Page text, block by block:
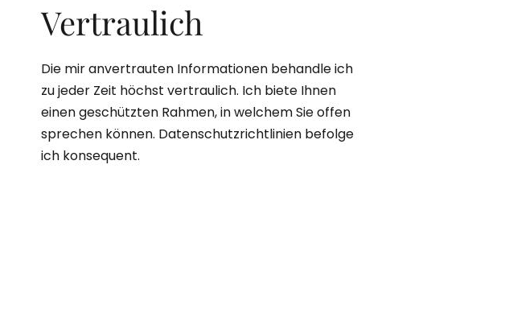
Vertraulich
Die mir anvertrauten Informationen behandle ich
zu jeder Zeit höchst vertraulich. Ich biete Ihnen
einen geschützten Rahmen, in welchem Sie offen
sprechen können. Datenschutzrichtlinien befolge
ich konsequent.